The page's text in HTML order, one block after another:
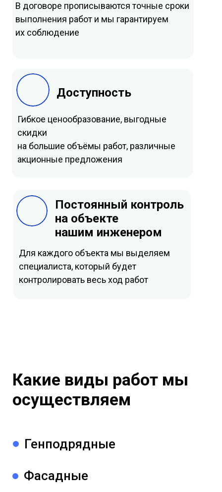
Гибкое ценообразование, выгодные
скидки
на большие объёмы работ, различные
акционные предложения
Для каждого объекта мы выделяем
специалиста, который будет
контролировать весь ход работ
В договоре прописываются точные сроки
выполнения работ и мы гарантируем
их соблюдение
Постоянный контроль
на объекте
нашим инженером
Доступность
Фасадные
Генподрядные
Какие виды работ мы
осуществляем